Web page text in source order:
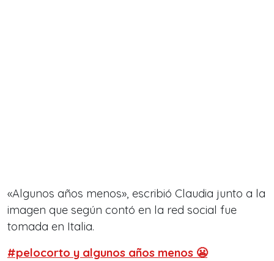
«Algunos años menos», escribió Claudia junto a la
imagen que según contó en la red social fue
tomada en Italia.
#pelocorto y algunos años menos 😬